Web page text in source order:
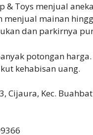
& Toys menjual
menjual mainan
dan parkirnya
potongan
kehabisan uang.
Cijaura, Kec.